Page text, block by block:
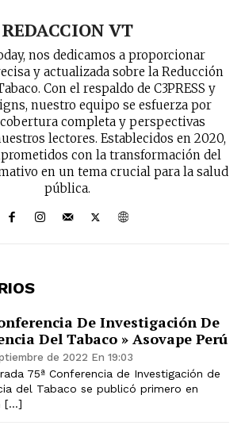
REDACCION VT
nos dedicamos a proporcionar
y actualizada sobre la Reducción
Con el respaldo de C3PRESS y
nuestro equipo se esfuerza por
completa y perspectivas
lectores. Establecidos en 2020,
con la transformación del
en un tema crucial para la salud
pública.
De Investigación De
Del Tabaco » Asovape Perú
de 2022 En 19:03
75ª Conferencia de Investigación de
del Tabaco se publicó primero en
[…]